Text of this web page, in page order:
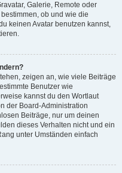
Galerie, Remote oder
ob und wie die
keinen Avatar benutzen kannst,
zeigen an, wie viele Beiträge
Benutzer wie
kannst du den Wortlaut
der Board-Administration
Beiträge, nur um deinen
dieses Verhalten nicht und ein
unter Umständen einfach